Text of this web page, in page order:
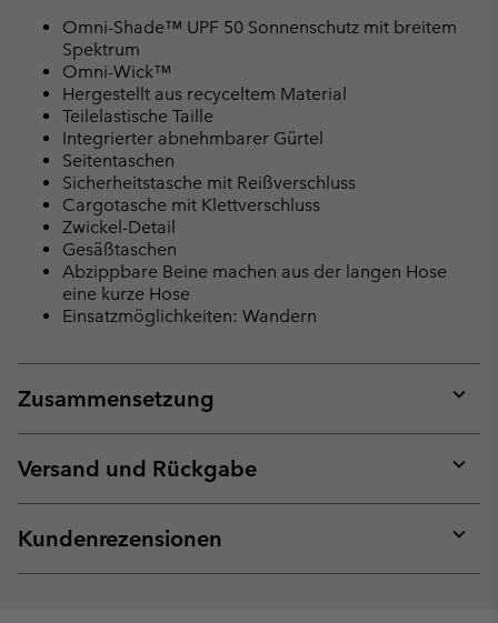
Omni-Shade™ UPF 50 Sonnenschutz mit breitem
Spektrum
Omni-Wick™
Hergestellt aus recyceltem Material
Teilelastische Taille
Integrierter abnehmbarer Gürtel
Seitentaschen
Sicherheitstasche mit Reißverschluss
Cargotasche mit Klettverschluss
Zwickel-Detail
Gesäßtaschen
Abzippbare Beine machen aus der langen Hose
eine kurze Hose
Einsatzmöglichkeiten: Wandern
Zusammensetzung
or
Versand und Rückgabe
or
Kundenrezensionen
or